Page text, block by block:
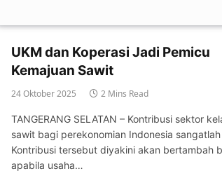
UKM dan Koperasi Jadi Pemicu
Kemajuan Sawit
24 Oktober 2025 2 Mins Read
TANGERANG SELATAN – Kontribusi sektor
sawit bagi perekonomian Indonesia sangatlah
Kontribusi tersebut diyakini akan bertambah
apabila usaha…